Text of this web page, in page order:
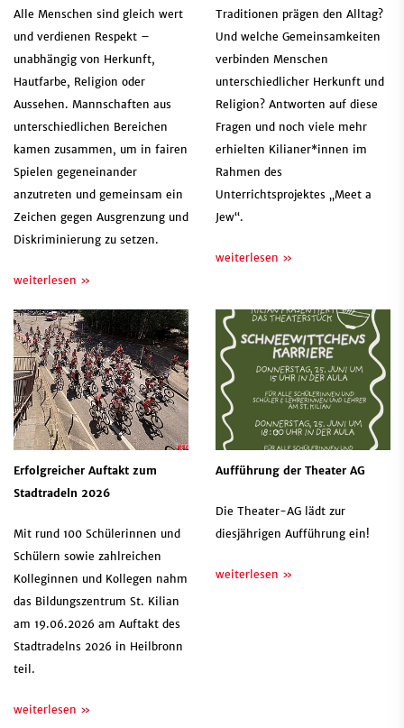
Alle Menschen sind gleich wert
und verdienen Respekt –
unabhängig von Herkunft,
Hautfarbe, Religion oder
Aussehen. Mannschaften aus
unterschiedlichen Bereichen
kamen zusammen, um in fairen
Spielen gegeneinander
anzutreten und gemeinsam ein
Zeichen gegen Ausgrenzung und
Diskriminierung zu setzen.
weiterlesen »
Traditionen prägen den Alltag?
Und welche Gemeinsamkeiten
verbinden Menschen
unterschiedlicher Herkunft und
Religion? Antworten auf diese
Fragen und noch viele mehr
erhielten Kilianer*innen im
Rahmen des
Unterrichtsprojektes „Meet a
Jew“.
weiterlesen »
Erfolgreicher Auftakt zum
Stadtradeln 2026
Mit rund 100 Schülerinnen und
Schülern sowie zahlreichen
Kolleginnen und Kollegen nahm
das Bildungszentrum St. Kilian
am 19.06.2026 am Auftakt des
Stadtradelns 2026 in Heilbronn
teil.
weiterlesen »
Aufführung der Theater AG
Die Theater-AG lädt zur
diesjährigen Aufführung ein!
weiterlesen »